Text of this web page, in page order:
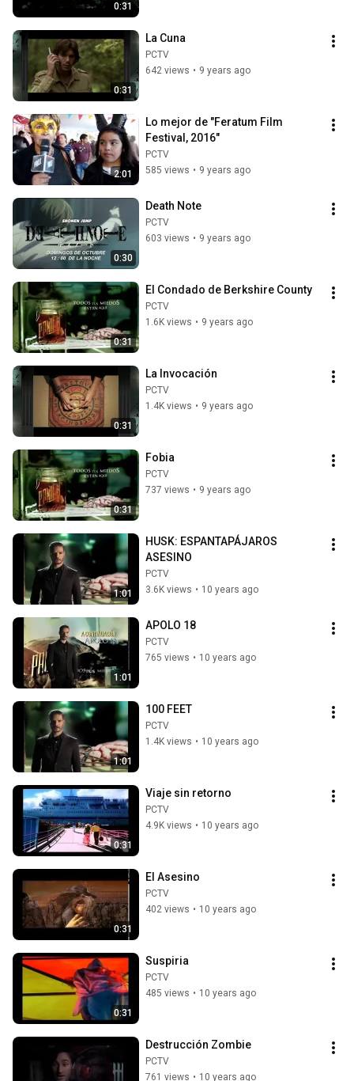
0:31
0:31
La Cuna
PCTV
642 views • 9 years ago
2:01
Lo mejor de "Feratum Film
Festival, 2016"
PCTV
585 views • 9 years ago
0:30
Death Note
PCTV
603 views • 9 years ago
0:31
El Condado de Berkshire County
PCTV
1.6K views • 9 years ago
0:31
La Invocación
PCTV
1.4K views • 9 years ago
0:31
Fobia
PCTV
737 views • 9 years ago
1:01
HUSK: ESPANTAPÁJAROS
ASESINO
PCTV
3.6K views • 10 years ago
1:01
APOLO 18
PCTV
765 views • 10 years ago
1:01
100 FEET
PCTV
1.4K views • 10 years ago
0:31
Viaje sin retorno
PCTV
4.9K views • 10 years ago
0:31
El Asesino
PCTV
402 views • 10 years ago
0:31
Suspiria
PCTV
485 views • 10 years ago
Destrucción Zombie
PCTV
761 views • 10 years ago